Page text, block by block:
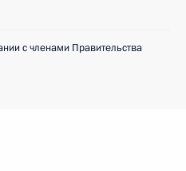
с членами Правительства